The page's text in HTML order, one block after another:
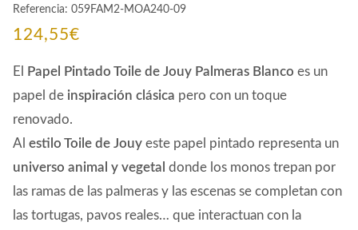
Referencia: 059FAM2-MOA240-09
124,55€
El Papel Pintado Toile de Jouy Palmeras Blanco es un
papel de inspiración clásica pero con un toque
renovado.
Al estilo Toile de Jouy este papel pintado representa un
universo animal y vegetal donde los monos trepan por
las ramas de las palmeras y las escenas se completan con
las tortugas, pavos reales… que interactuan con la